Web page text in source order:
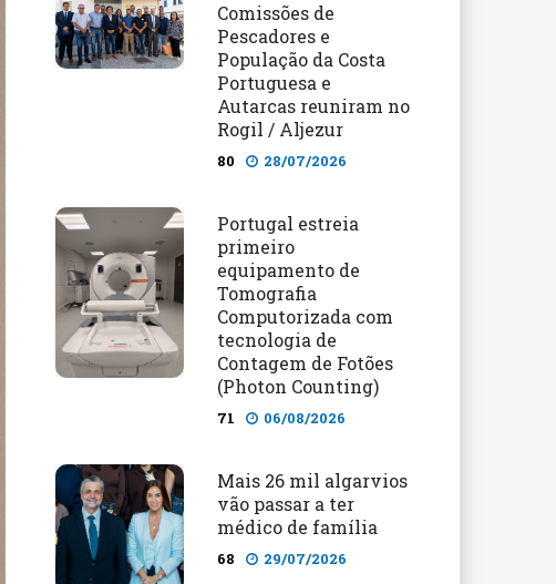
Comissões de
Pescadores e
População da Costa
Portuguesa e
Autarcas reuniram no
Rogil / Aljezur
80 28/07/2026
Portugal estreia
primeiro
equipamento de
Tomografia
Computorizada com
tecnologia de
Contagem de Fotões
(Photon Counting)
71 06/08/2026
Mais 26 mil algarvios
vão passar a ter
médico de família
68 29/07/2026